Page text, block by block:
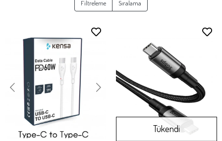
Filtreleme Sıralama
Tükendi